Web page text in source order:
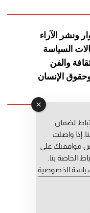
ونشر الآراء
السياسة
والفن
الإنسان
التوراني
قبال
حوحو
2026
لضمان
إذا واصلت
موافقتك على
الخاصة بنا.
الخصوصية